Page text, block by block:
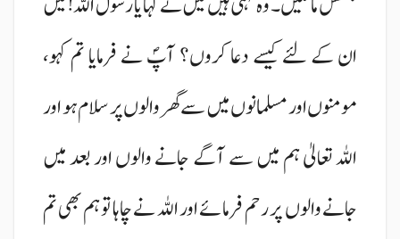
ان کے لئے کیسے دعا کروں؟ آپؐ نے فرمایا تم کہو،
مومنوں اور مسلمانوں میں سے گھر والوں پر سلام ہو اور
اللہ تعالیٰ ہم میں سے آگے جانے والوں اور بعد میں
جانے والوں پر رحم فرمائے اور اللہ نے چاہا تو ہم بھی تم